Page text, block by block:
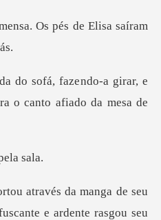
nsa. Os pés de Elisa saíram
ndo-a girar, e
manga de seu